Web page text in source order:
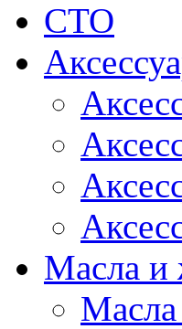
СТО
Масла и